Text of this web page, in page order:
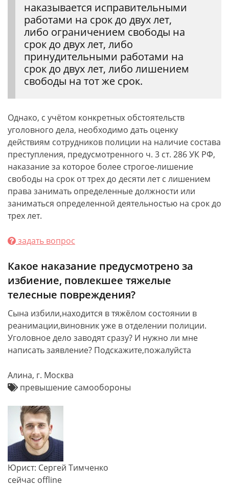
наказывается исправительными
работами на срок до двух лет,
либо ограничением свободы на
срок до двух лет, либо
принудительными работами на
срок до двух лет, либо лишением
свободы на тот же срок.
Однако, с учётом конкретных обстоятельств
уголовного дела, необходимо дать оценку
действиям сотрудников полиции на наличие состава
преступления, предусмотренного ч. 3 ст. 286 УК РФ,
наказание за которое более строгое-лишение
свободы на срок от трех до десяти лет с лишением
права занимать определенные должности или
заниматься определенной деятельностью на срок до
трех лет.
задать вопрос
Какое наказание предусмотрено за
избиение, повлекшее тяжелые
телесные повреждения?
Сына избили,находится в тяжёлом состоянии в
реанимации,виновник уже в отделении полиции.
Уголовное дело заводят сразу? И нужно ли мне
написать заявление? Подскажите,пожалуйста
Алина, г. Москва
превышение самообороны
Юрист: Сергей Тимченко
сейчас offline